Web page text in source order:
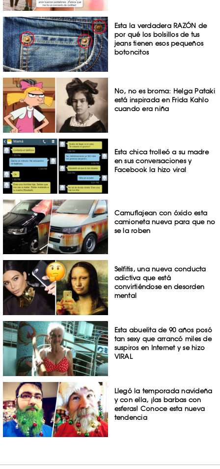
Esta la verdadera RAZÓN de
por qué los bolsillos de tus
jeans tienen esos pequeños
botoncitos
No, no es broma: Helga Pataki
está inspirada en Frida Kahlo
cuando era niña
Esta chica trolleó a su madre
en sus conversaciones y
Facebook la hizo viral
Camuflajean con óxido esta
camioneta nueva para que no
se la roben
Selfitis, una nueva conducta
adictiva que está
convirtiéndose en desorden
mental
Esta abuelita de 90 años posó
tan sexy que arrancó miles de
suspiros en Internet y se hizo
VIRAL
Llegó la temporada navideña
y con ella, ¡las barbas con
esferas! Conoce esta nueva
tendencia